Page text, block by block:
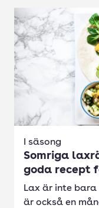
I säsong
Somriga
goda recept
Lax är inte
är också en